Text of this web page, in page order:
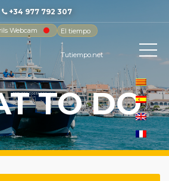
+34 977 792 307
Webcam
El tiempo
-
Tutiempo.net
TO DO